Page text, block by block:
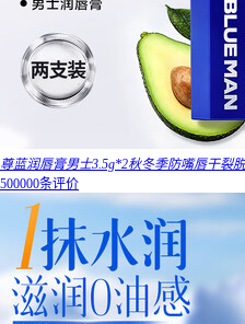
尊蓝润唇膏男士3.5g*2秋冬季防嘴唇干裂
500000条评价